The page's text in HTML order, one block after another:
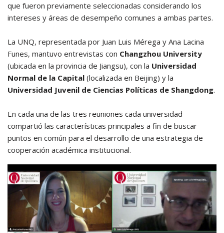
que fueron previamente seleccionadas considerando los
intereses y áreas de desempeño comunes a ambas partes.
La UNQ, representada por Juan Luis Mérega y Ana Lacina
Funes, mantuvo entrevistas con Changzhou University
(ubicada en la provincia de Jiangsu), con la Universidad
Normal de la Capital (localizada en Beijing) y la
Universidad Juvenil de Ciencias Políticas de Shangdong.
En cada una de las tres reuniones cada universidad
compartió las características principales a fin de buscar
puntos en común para el desarrollo de una estrategia de
cooperación académica institucional.